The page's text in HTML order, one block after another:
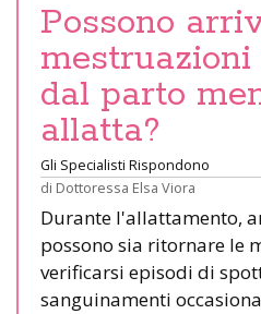
Possono
dal parto
allatta?
Gli Specialisti Rispondono
di Dottoressa Elsa Viora
Durante l'allattamento,
possono sia ritornare le
verificarsi episodi di
sanguinamenti